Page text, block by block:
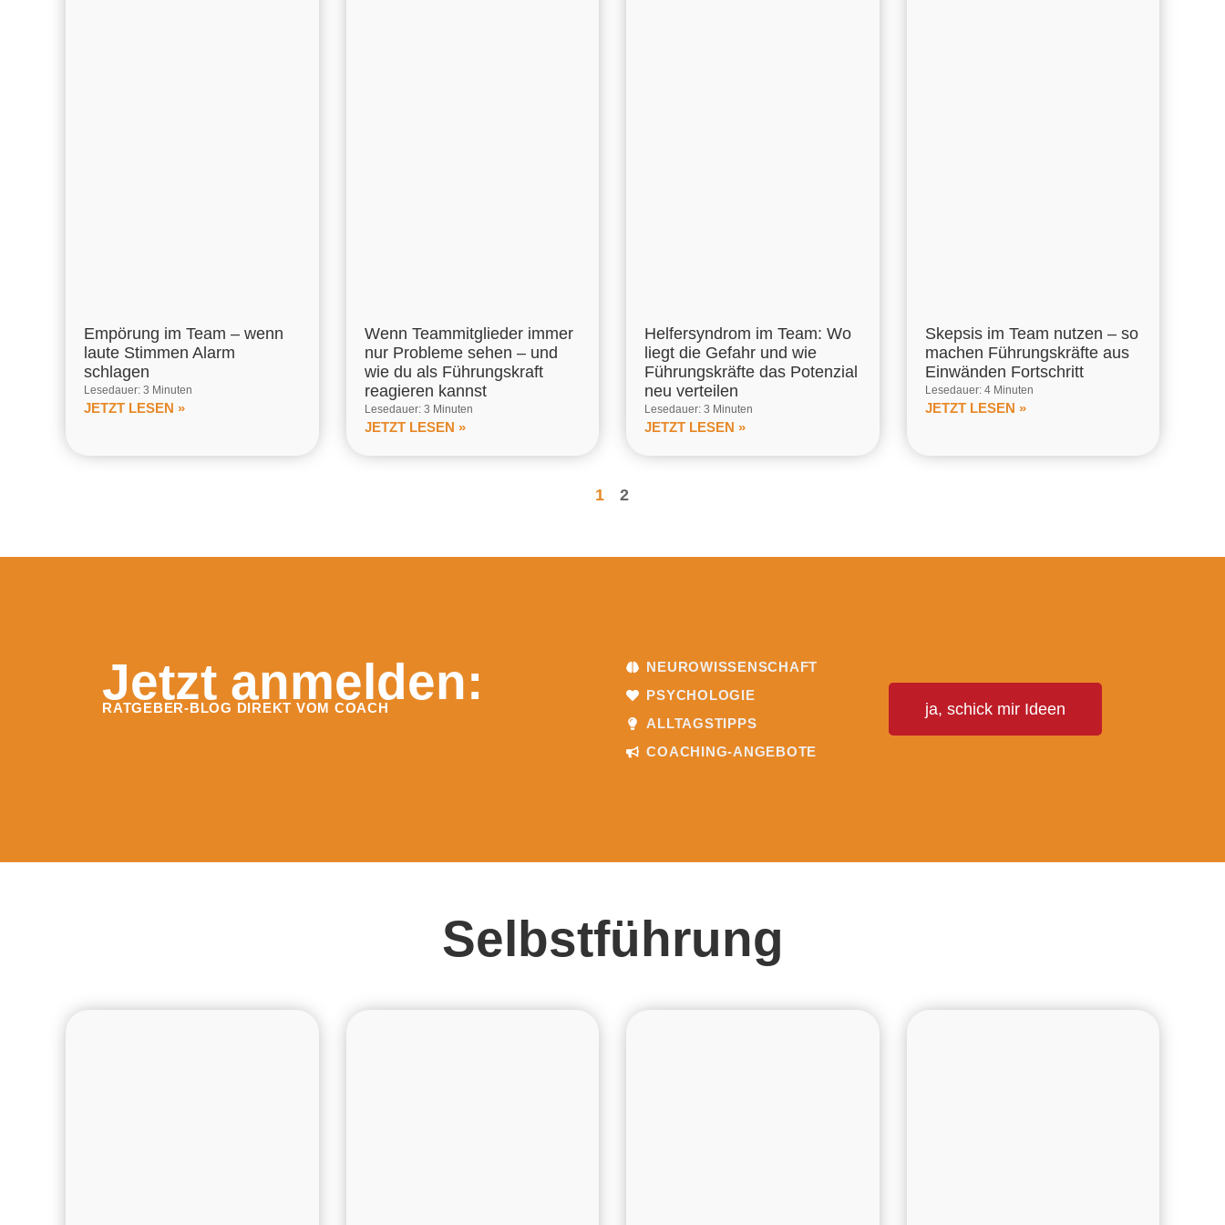
Empörung im Team – wenn
laute Stimmen Alarm
schlagen
Lesedauer: 3 Minuten
JETZT LESEN »
Wenn Teammitglieder immer
nur Probleme sehen – und
wie du als Führungskraft
reagieren kannst
Lesedauer: 3 Minuten
JETZT LESEN »
Helfersyndrom im Team: Wo
liegt die Gefahr und wie
Führungskräfte das Potenzial
neu verteilen
Lesedauer: 3 Minuten
JETZT LESEN »
Skepsis im Team nutzen – so
machen Führungskräfte aus
Einwänden Fortschritt
Lesedauer: 4 Minuten
JETZT LESEN »
1 2
Jetzt anmelden:
RATGEBER-BLOG DIREKT VOM COACH
NEUROWISSENSCHAFT
PSYCHOLOGIE
ALLTAGSTIPPS
COACHING-ANGEBOTE
ja, schick mir Ideen
Selbstführung